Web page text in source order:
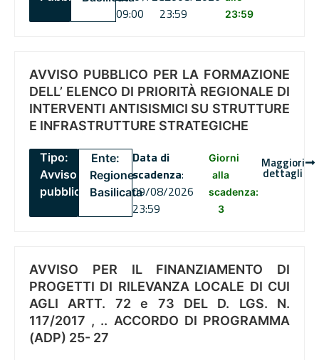
09:00
23:59
23:59
AVVISO PUBBLICO PER LA FORMAZIONE
DELL’ ELENCO DI PRIORITÀ REGIONALE DI
INTERVENTI ANTISISMICI SU STRUTTURE
E INFRASTRUTTURE STRATEGICHE
Tipo:
Avviso
pubblico
Ente:
Regione
Basilicata
Data di
scadenza:
09/08/2026
23:59
Giorni
alla
scadenza:
3
Maggiori
dettagli
AVVISO PER IL FINANZIAMENTO DI
PROGETTI DI RILEVANZA LOCALE DI CUI
AGLI ARTT. 72 e 73 DEL D. LGS. N.
117/2017 , .. ACCORDO DI PROGRAMMA
(ADP) 25- 27